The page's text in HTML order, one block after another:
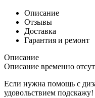
Описание
Отзывы
Доставка
Гарантия и ремонт
Описание
Описание временно
Если нужна помощь с
удовольствием подскажу!